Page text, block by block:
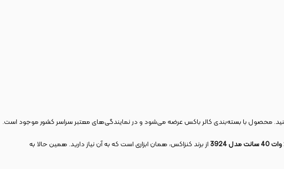
محصول با بسته‌بندی کالر باکس عرضه می‌شود و در نمایندگی‌های معتبر سراسر کشور موجود است.
از برند کنزاکس، همان ابزاری است که به آن نیاز دارید. همین حالا به